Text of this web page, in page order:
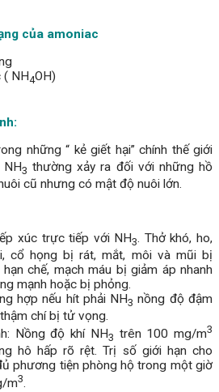
của amoniac
( NH4OH)
những “ kẻ giết hại” chính thế giới
NH3 thường xảy ra đối với những hồ
cũ nhưng có mật độ nuôi lớn.
xúc trực tiếp với NH3. Thở khó, ho,
cổ họng bị rát, mắt, môi và mũi bị
chế, mạch máu bị giảm áp nhanh
mạnh hoặc bị phỏng.
hợp nếu hít phải NH3 nồng độ đậm
chí bị tử vọng.
Nồng độ khí NH3 trên 100 mg/m3
hô hấp rõ rệt. Trị số giới hạn cho
phương tiện phòng hộ trong một giờ
m3.